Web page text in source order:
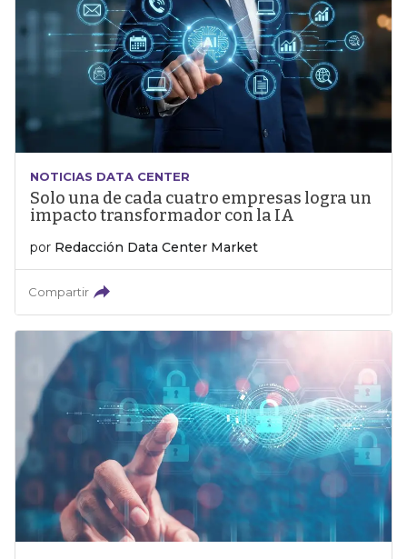
NOTICIAS DATA CENTER
Solo una de cada cuatro empresas logra un
impacto transformador con la IA
por Redacción Data Center Market
Compartir